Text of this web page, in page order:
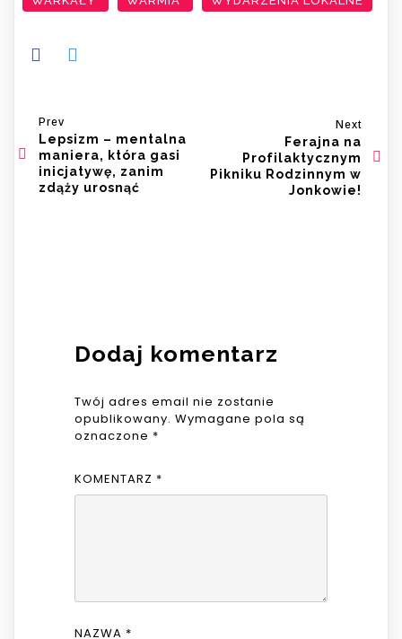
Prev
Lepsizm – mentalna
maniera, która gasi
inicjatywę, zanim
zdąży urosnąć
Next
Ferajna na
Profilaktycznym
Pikniku Rodzinnym w
Jonkowie!
Dodaj komentarz
Twój adres email nie zostanie
opublikowany. Wymagane pola są
oznaczone *
KOMENTARZ *
NAZWA *